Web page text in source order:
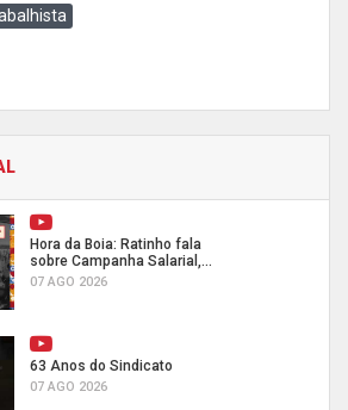
Hora da Boia: Ratinho fala
sobre Campanha Salarial,...
07 AGO 2026
63 Anos do Sindicato
07 AGO 2026